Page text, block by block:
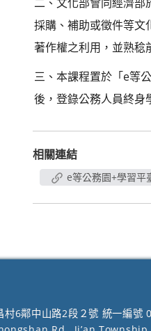
採購、補助或徵件等文
著作權之利用，並熟稔
三、本課程置於「e等
後，登錄公務人員終身
相關連結
e等公務園+學習平
6鄰中山路2段２號 統一編號